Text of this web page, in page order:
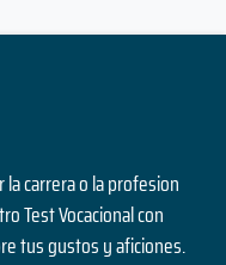
carrera o la profesion
Test Vocacional con
tus gustos y aficiones.